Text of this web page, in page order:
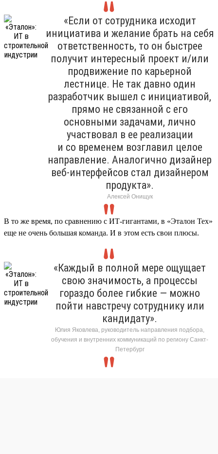
«Если от сотрудника исходит
инициатива и желание брать на себя
ответственность, то он быстрее
получит интересный проект и/или
продвижение по карьерной
лестнице. Не так давно один
разработчик вышел с инициативой,
прямо не связанной с его
основными задачами, лично
участвовал в ее реализации
и со временем возглавил целое
направление. Аналогично дизайнер
веб-интерфейсов стал дизайнером
продукта».
Алексей Онищук
В то же время, по сравнению с ИТ-гигантами, в «Эталон Тех»
еще не очень большая команда. И в этом есть свои плюсы.
«Каждый в полной мере ощущает
свою значимость, а процессы
гораздо более гибкие — можно
пойти навстречу сотруднику или
кандидату».
Юлия Яковлева, руководитель направления подбора,
обучения и внутренних коммуникаций по региону Санкт-
Петербург